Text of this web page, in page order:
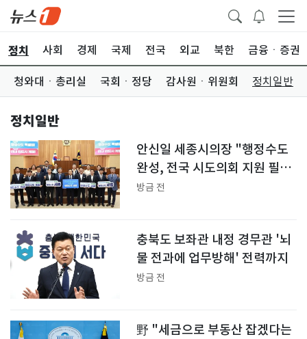
정치 사회 경제 국제 전국 외교 북한 금융ㆍ증권
청와대ㆍ총리실 국회ㆍ정당 감사원ㆍ위원회 정치일반
정치일반
안신일 세종시의장 "행정수도
완성, 전국 시도의회 지원 필
요"
방금 전
충북도 보좌관 내정 경무관 '뇌
물 전과에 업무방해' 전력까지
방금 전
野 "세금으로 부동산 잡겠다는